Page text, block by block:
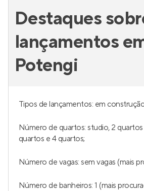
Destaques
lançamentos
Potengi
Tipos de lançamentos: em
Número de quartos: studio, 2
quartos e 4 quartos;
Número de vagas: sem vagas (mais
Número de banheiros: 1 (mais